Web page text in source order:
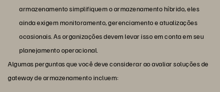
armazenamento simplifiquem o armazenamento híbrido, eles
ainda exigem monitoramento, gerenciamento e atualizações
ocasionais. As organizações devem levar isso em conta em seu
planejamento operacional.
Algumas perguntas que você deve considerar ao avaliar soluções de
gateway de armazenamento incluem: